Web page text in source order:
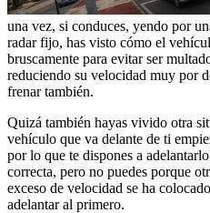
una vez, si conduces, yendo por
radar fijo, has visto cómo el
bruscamente para evitar ser
reduciendo su velocidad muy por
frenar también.
Quizá también hayas vivido otra
vehículo que va delante de ti
por lo que te dispones a
correcta, pero no puedes porque
exceso de velocidad se ha
adelantar al primero.